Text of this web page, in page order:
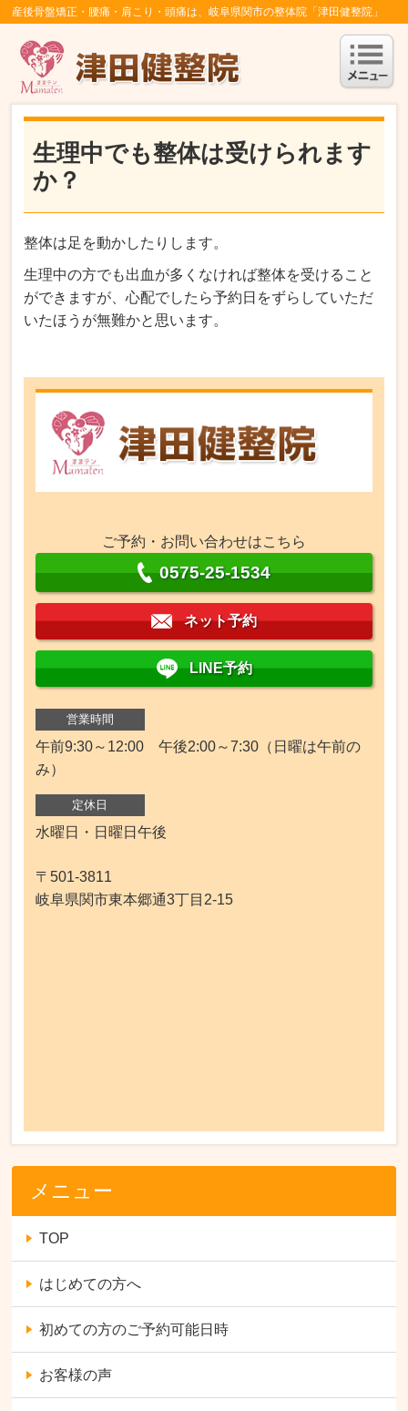
産後骨盤矯正・腰痛・肩こり・頭痛は、岐阜県関市の整体院「津田健整院」
生理中でも整体は受けられます
か？
整体は足を動かしたりします。
生理中の方でも出血が多くなければ整体を受けること
ができますが、心配でしたら予約日をずらしていただ
いたほうが無難かと思います。
ご予約・お問い合わせはこちら
0575-25-1534
ネット予約
LINE予約
営業時間
午前9:30～12:00 午後2:00～7:30（日曜は午前の
み）
定休日
水曜日・日曜日午後
〒501-3811
岐阜県関市東本郷通3丁目2-15
メニュー
TOP
はじめての方へ
初めての方のご予約可能日時
お客様の声